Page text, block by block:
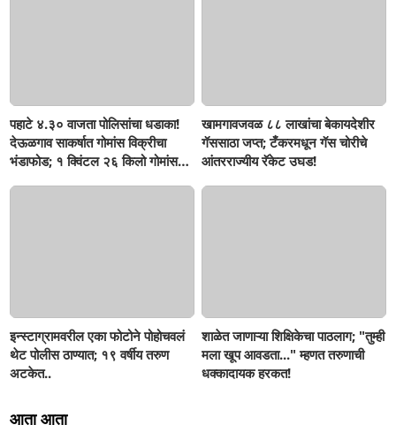
पहाटे ४.३० वाजता पोलिसांचा धडाका!
देऊळगाव साकर्षात गोमांस विक्रीचा
भंडाफोड; १ क्विंटल २६ किलो गोमांस
खामगावजवळ ८८ लाखांचा बेकायदेशीर
गॅससाठा जप्त; टँकरमधून गॅस चोरीचे
आंतरराज्यीय रॅकेट उघड!
इन्स्टाग्रामवरील एका फोटोने पोहोचवलं
थेट पोलीस ठाण्यात; १९ वर्षीय तरुण
अटकेत..
शाळेत जाणाऱ्या शिक्षिकेचा पाठलाग; "तुम्ही
मला खूप आवडता..." म्हणत तरुणाची
धक्कादायक हरकत!
आता आता